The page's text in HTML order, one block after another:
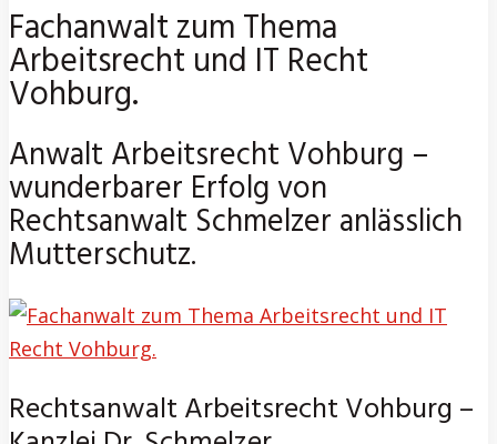
Fachanwalt zum Thema
Arbeitsrecht und IT Recht
Vohburg.
Anwalt Arbeitsrecht Vohburg –
wunderbarer Erfolg von
Rechtsanwalt Schmelzer anlässlich
Mutterschutz.
Rechtsanwalt Arbeitsrecht Vohburg –